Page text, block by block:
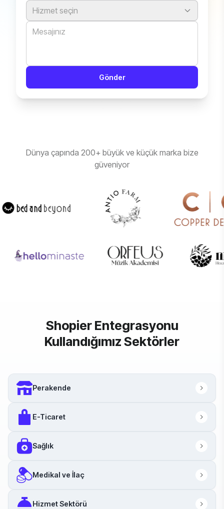
Hizmet seçin
Gönder
Dünya çapında 200+ büyük ve küçük marka bize
güveniyor
Shopier Entegrasyonu
Kullandığımız Sektörler
Perakende
E-Ticaret
Sağlık
Medikal ve İlaç
Hizmet Sektörü